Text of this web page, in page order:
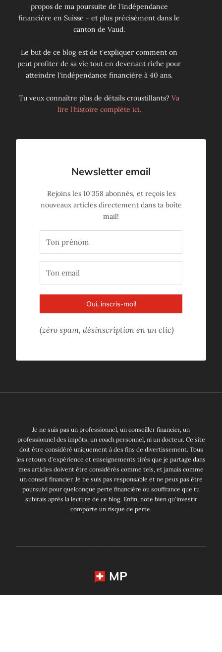
propos de ma poursuite de l'indépendance
financière en Suisse - et plus précisément dans le
canton de Vaud.
Le but de ce blog est de t'expliquer comment on
peut profiter de sa vie tout en devenant riche pour
atteindre l'indépendance financière à 40 ans.
Tu veux connaître plus de détails croustillants? Va
lire l'histoire complète ici.
Newsletter email
Rejoins les 10'358 abonnés, et reçois les
nouveaux articles directement dans ta boîte
mail!
Oui, inscris-moi!
(zéro spam, désinscription en un clic)
Je ne suis pas un professionnel, un conseiller financier, un
professionnel des impôts, un coach personnel, ni un docteur. Ce site
doit être considéré uniquement à des fins de divertissement. Tous
les retours d'expérience et enseignements tirés que je partage dans
mes articles doivent être considérés comme tels, et jamais comme
un conseil financier. Je ne suis pas responsable et ne peux pas être
poursuivi pour quelconque perte financière ou souffrance que tu
subirais après la lecture de ce blog. Enfin, note bien qu'investir
comporte un risque de perte.
MP